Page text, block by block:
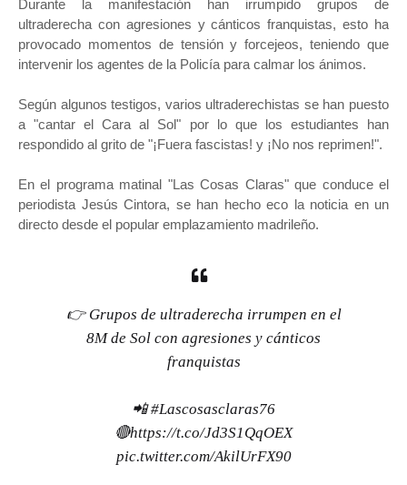
Durante la manifestación han irrumpido grupos de
ultraderecha con agresiones y cánticos franquistas, esto ha
provocado momentos de tensión y forcejeos, teniendo que
intervenir los agentes de la Policía para calmar los ánimos.
Según algunos testigos, varios ultraderechistas se han puesto
a "cantar el Cara al Sol" por lo que los estudiantes han
respondido al grito de "¡Fuera fascistas! y ¡No nos reprimen!".
En el programa matinal "Las Cosas Claras" que conduce el
periodista Jesús Cintora, se han hecho eco la noticia en un
directo desde el popular emplazamiento madrileño.
👉 Grupos de ultraderecha irrumpen en el
8M de Sol con agresiones y cánticos
franquistas
📲#Lascosasclaras76
🔴https://t.co/Jd3S1QqOEX
pic.twitter.com/AkilUrFX90